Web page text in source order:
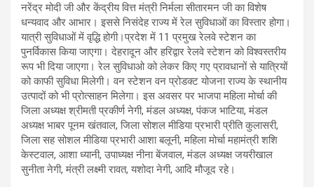
नरेंद्र मोदी जी और केंद्रीय वित्त मंत्री निर्मला सीतारमन जी का विशेष
धन्यवाद और आभार। इससे निसंदेह राज्य में रेल सुविधाओं का विस्तार होगा।
यात्री सुविधाओं में वृद्धि होगी।प्रदेश में 11 प्रमुख रेलवे स्टेशन का
पुनर्विकास किया जाएगा। देहरादून और हरिद्वार रेलवे स्टेशन को विश्वस्तरीय
रूप भी दिया जाएगा। रेल सुविधाओ को लेकर किए गए प्रावधानों से यात्रियों
को काफी सुविधा मिलेगी। वन स्टेशन वन प्रोडक्ट योजना राज्य के स्थानीय
उत्पादों को भी प्रोत्साहन मिलेगा। इस अवसर पर भाजपा महिला मोर्चा की
जिला अध्यक्ष श्रीमती प्रकीर्ण नेगी, मंडल अध्यक्ष, पंकज भाटिया, मंडल
अध्यक्ष भाबर पूनम खंतवाल, जिला सोशल मीडिया प्रभारी प्रीति कुलासरी,
जिला सह सोशल मीडिया प्रभारी आशा बलूनी, महिला मोर्चा महामंत्री शशि
केस्टवाल, आशा ध्यानी, उपाध्यक्ष नीना बेंजवाल, मंडल अध्यक्ष जयरीखाल
सुनीता नेगी, मंत्री लक्ष्मी रावत, यशोदा नेगी, आदि मौजूद रहे।